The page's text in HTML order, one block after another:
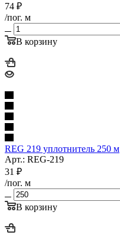
74 ₽
/пог. м
В корзину
REG 219 уплотнитель 250 м
Арт.: REG-219
31 ₽
/пог. м
В корзину